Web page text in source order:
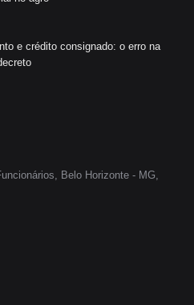
e crédito consignado: o erro na
Belo Horizonte - MG,